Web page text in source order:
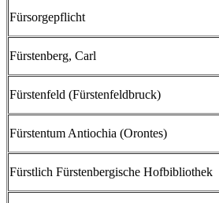
Fürsorgepflicht
Fürstenberg, Carl
Fürstenfeld (Fürstenfeldbruck)
Fürstentum Antiochia (Orontes)
Fürstlich Fürstenbergische Hofbibliothek